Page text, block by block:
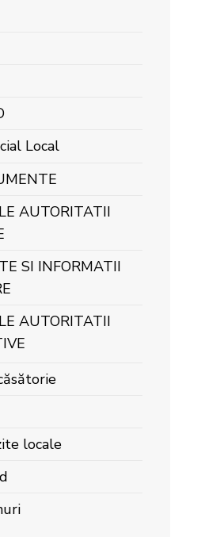
Local
AUTORITATII
SI INFORMATII
AUTORITATII
locale